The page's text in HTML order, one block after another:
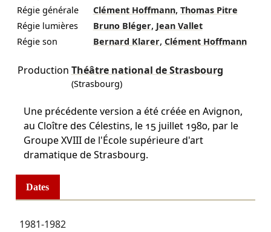
Régie générale
Clément Hoffmann, Thomas Pitre
Régie lumières
Bruno Bléger, Jean Vallet
Régie son
Bernard Klarer, Clément Hoffmann
Production Théâtre national de Strasbourg
(Strasbourg)
Une précédente version a été créée en Avignon,
au Cloître des Célestins, le 15 juillet 1980, par le
Groupe XVIII de l'École supérieure d'art
dramatique de Strasbourg.
Dates
1981-1982